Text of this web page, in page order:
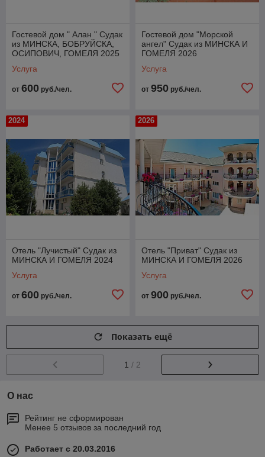
Гостевой дом " Алан " Судак
из МИНСКА, БОБРУЙСКА,
ОСИПОВИЧ, ГОМЕЛЯ 2025
Услуга
от 600 руб./чел.
Гостевой дом "Морской
ангел" Судак из МИНСКА И
ГОМЕЛЯ 2026
Услуга
от 950 руб./чел.
2024
Отель "Лучистый" Судак из
МИНСКА И ГОМЕЛЯ 2024
Услуга
от 600 руб./чел.
2026
Отель "Приват" Судак из
МИНСКА И ГОМЕЛЯ 2026
Услуга
от 900 руб./чел.
Показать ещё
1 / 2
О нас
Рейтинг не сформирован
Менее 5 отзывов за последний год
Работает с 20.03.2016